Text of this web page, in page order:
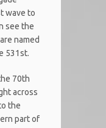
wave to
see the
named
531st.
70th
across
the
part of